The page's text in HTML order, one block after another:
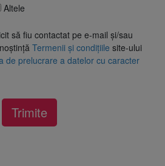
Altele
să fiu contactat pe e-mail și/sau
Termenii și condițiile site-ului
de prelucrare a datelor cu caracter